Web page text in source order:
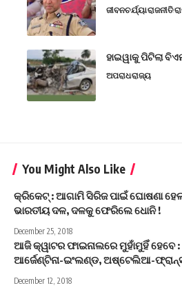
ଜୀବନଚର୍ଯ୍ୟାରାଜନୀତି
ହାଇୱାକୁ ପିଟିଲା
ଅପରାଧରାଜ୍ୟ
You Might Also Like
କ୍ରିକେଟ୍ : ଆଗାମି ସିରିଜ ପାଇଁ ଘୋଷଣା
ଭାରତୀୟ ଦଳ, ଦଳକୁ ଫେରିଲେ ଧୋନି !
December 25, 2018
ଆଜି କ୍ୱାଟର ଫାଇନାଲରେ ମୁହାଁମୁହିଁ ହେବେ :
ଆର୍ଜେଣ୍ଟିନା-ଇଂଲଣ୍ଡ, ଅଷ୍ଟେଲିଆ-
December 12, 2018